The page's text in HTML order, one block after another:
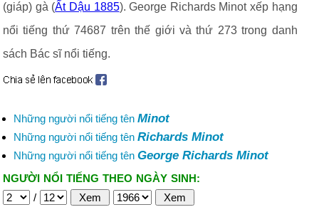
(giáp) gà (Ất Dậu 1885). George Richards Minot xếp hạng
nổi tiếng thứ 74687 trên thế giới và thứ 273 trong danh
sách Bác sĩ nổi tiếng.
Những người nổi tiếng tên Minot
Những người nổi tiếng tên Richards Minot
Những người nổi tiếng tên George Richards Minot
NGƯỜI NỔI TIẾNG THEO NGÀY SINH:
/